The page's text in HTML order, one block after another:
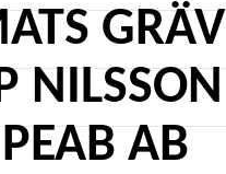
GRÄV
NILSSON
PEAB AB